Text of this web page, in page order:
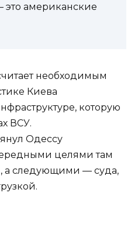
это американские
необходимым
Киева
которую
ВСУ.
Одессу
целями там
а следующими — суда,